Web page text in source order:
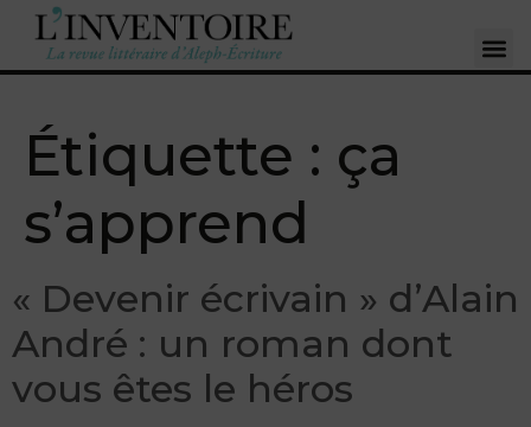
Étiquette : ça
s’apprend
« Devenir écrivain » d’Alain
André : un roman dont
vous êtes le héros